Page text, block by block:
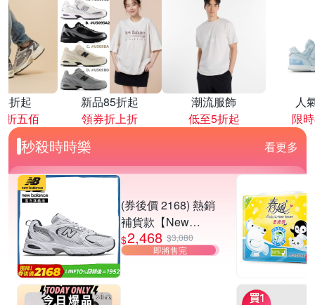
折起
折五佰
新品85折起
領券折上折
潮流服飾
低至5折起
人
限
秒殺時時樂 看更多
(券後價 2168) 熱銷
補貨款【New
Balance】復古運動
鞋_中性_白銀
$2,468 $3,080
即將售完